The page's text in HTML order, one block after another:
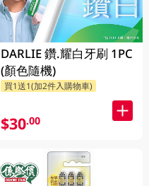
DARLIE 鑽.耀白牙刷 1PC
(顏色隨機)
買1送1(加2件入購物車)
$30.00